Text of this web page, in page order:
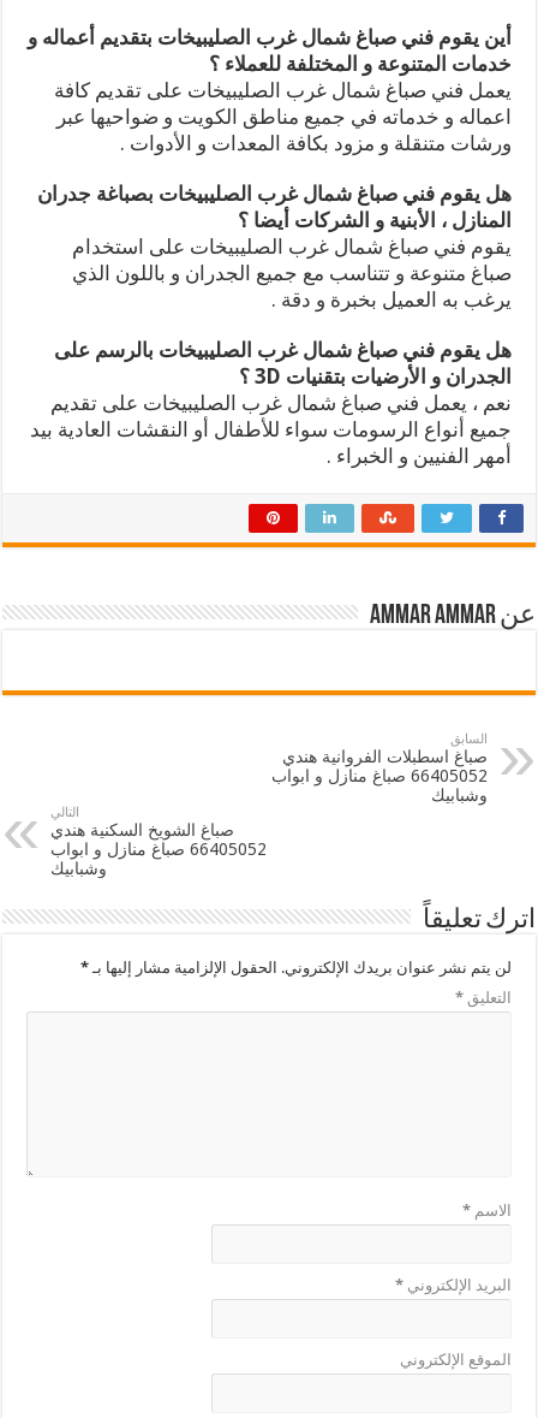
أين يقوم فني صباغ شمال غرب الصليبيخات بتقديم أعماله و
خدمات المتنوعة و المختلفة للعملاء ؟
يعمل فني صباغ شمال غرب الصليبيخات على تقديم كافة
اعماله و خدماته في جميع مناطق الكويت و ضواحيها عبر
ورشات متنقلة و مزود بكافة المعدات و الأدوات .
هل يقوم فني صباغ شمال غرب الصليبيخات بصباغة جدران
المنازل ، الأبنية و الشركات أيضا ؟
يقوم فني صباغ شمال غرب الصليبيخات على استخدام
صباغ متنوعة و تتناسب مع جميع الجدران و باللون الذي
يرغب به العميل بخبرة و دقة .
هل يقوم فني صباغ شمال غرب الصليبيخات بالرسم على
الجدران و الأرضيات بتقنيات 3D ؟
نعم ، يعمل فني صباغ شمال غرب الصليبيخات على تقديم
جميع أنواع الرسومات سواء للأطفال أو النقشات العادية بيد
أمهر الفنيين و الخبراء .
عن ammar ammar
السابق
صباغ اسطبلات الفروانية هندي
66405052 صباغ منازل و ابواب
وشبابيك
التالي
صباغ الشويخ السكنية هندي
66405052 صباغ منازل و ابواب
وشبابيك
اترك تعليقاً
لن يتم نشر عنوان بريدك الإلكتروني. الحقول الإلزامية مشار إليها بـ*
التعليق*
الاسم*
البريد الإلكتروني*
الموقع الإلكتروني